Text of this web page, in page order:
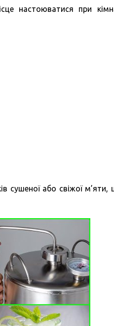
настоюватися при
сушеної або свіжої м’яти,